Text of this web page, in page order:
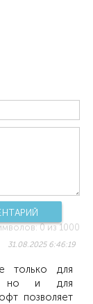
0из 1000
31.08.2025 6:46:19
только для
но и для
позволяет